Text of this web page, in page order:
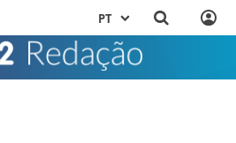
PT